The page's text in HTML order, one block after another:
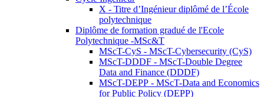
X - Titre d’Ingénieur diplômé de l’École
polytechnique
Diplôme de formation gradué de l'Ecole
Polytechnique -MSc&T
MScT-CyS - MScT-Cybersecurity (CyS)
MScT-DDDF - MScT-Double Degree
Data and Finance (DDDF)
MScT-DEPP - MScT-Data and Economics
for Public Policy (DEPP)